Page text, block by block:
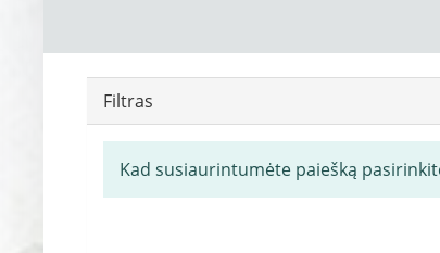
Filtras
Kad susiaurintumėte paiešką